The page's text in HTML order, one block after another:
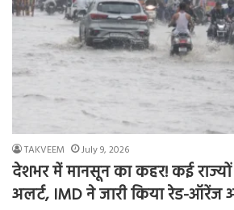
TAKVEEM July 9, 2026
देशभर में मानसून का कहर! कई राज्यों
अलर्ट, IMD ने जारी किया रेड-ऑरेंज